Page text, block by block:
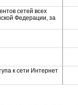
сетей всех
Федерации, за
к сети Интернет